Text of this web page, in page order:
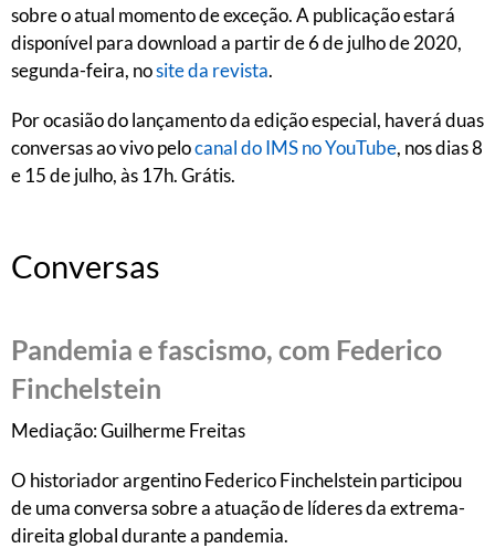
sobre o atual momento de exceção. A publicação estará
disponível para download a partir de 6 de julho de 2020,
segunda-feira, nosite da revista.
Por ocasião do lançamento da edição especial, haverá duas
conversas ao vivo pelocanal do IMS no YouTube, nos dias 8
e 15 de julho, às 17h. Grátis.
Conversas
Pandemia e fascismo, com Federico
Finchelstein
Mediação: Guilherme Freitas
O historiador argentino Federico Finchelstein participou
de uma conversa sobre a atuação de líderes da extrema-
direita global durante a pandemia.